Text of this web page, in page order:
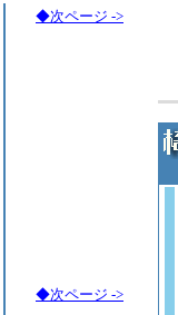
◆次ページ ->
◆次ページ ->